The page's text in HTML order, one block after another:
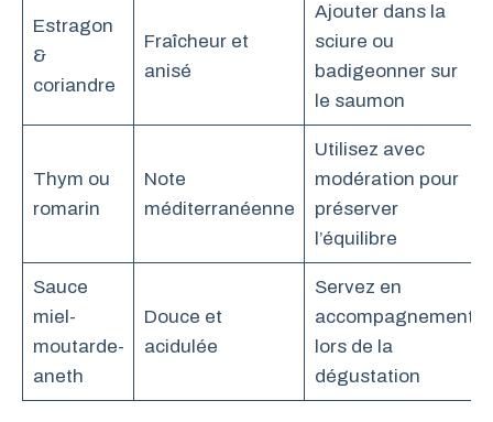
Estragon
&
coriandre
Fraîcheur et
anisé
Ajouter dans la
sciure ou
badigeonner sur
le saumon
Thym ou
romarin
Note
méditerranéenne
Utilisez avec
modération pour
préserver
l’équilibre
Sauce
miel-
moutarde-
aneth
Douce et
acidulée
Servez en
accompagnement
lors de la
dégustation